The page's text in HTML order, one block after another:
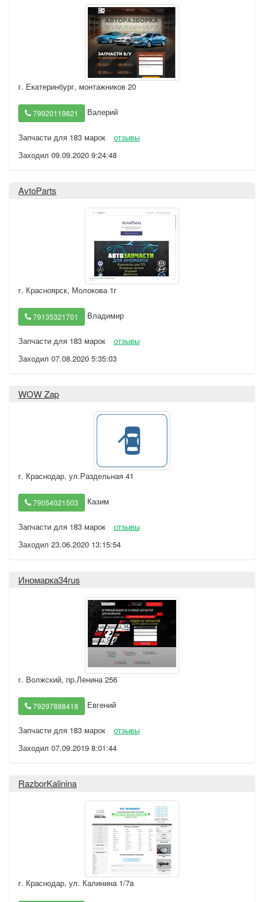
г. Екатеринбург, монтажников 20
79920119821 Валерий
Запчасти для 183 марок
отзывы
Заходил 09.09.2020 9:24:48
AvtoParts
г. Красноярск, Молокова 1г
79135321701 Владимир
Запчасти для 183 марок
отзывы
Заходил 07.08.2020 5:35:03
WOW Zap
г. Краснодар, ул.Раздельная 41
79054021503 Казим
Запчасти для 183 марок
отзывы
Заходил 23.06.2020 13:15:54
Иномарка34rus
г. Волжский, пр.Ленина 256
79297888418 Евгений
Запчасти для 183 марок
отзывы
Заходил 07.09.2019 8:01:44
RazborKalinina
г. Краснодар, ул. Калинина 1/7a